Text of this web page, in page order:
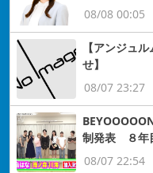
08/08 00:05
【アンジュ
せ】
08/07 23:27
制発表 ８年
08/07 22:54